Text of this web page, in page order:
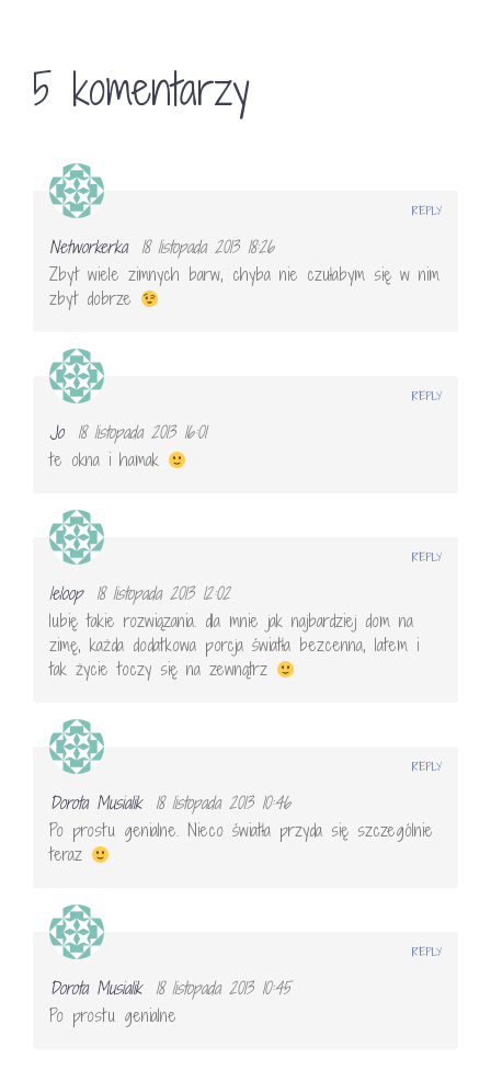
5 komentarzy
Networkerka
18 listopada 2013 18:26
Zbyt wiele zimnych barw, chyba nie czułabym się w nim
zbyt dobrze
REPLY
Jo
18 listopada 2013 16:01
te okna i hamak
REPLY
leloop
18 listopada 2013 12:02
lubię takie rozwiązania. dla mnie jak najbardziej dom na
zimę, każda dodatkowa porcja światła bezcenna, latem i
tak życie toczy się na zewnątrz
REPLY
Dorota Musialik
18 listopada 2013 10:46
Po prostu genialne. Nieco światła przyda się szczególnie
teraz
REPLY
Dorota Musialik
18 listopada 2013 10:45
Po prostu genialne
REPLY